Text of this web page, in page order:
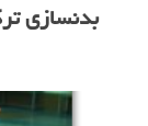
بدنسازی